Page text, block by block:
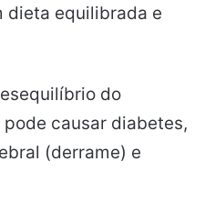
dieta equilibrada e
do
causar diabetes,
(derrame) e